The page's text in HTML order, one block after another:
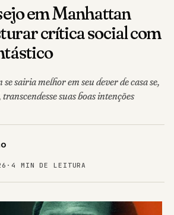
em Manhattan
crítica social com
sairia melhor em seu dever de casa se,
suas boas intenções
· 4 MIN DE LEITURA